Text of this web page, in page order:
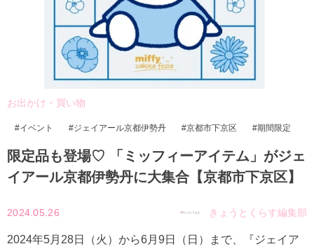
お出かけ・買い物
イベント ジェイアール京都伊勢丹 京都市下京区 期間限定
限定品も登場♡ 「ミッフィーアイテム」がジェ
イアール京都伊勢丹に大集合【京都市下京区】
2024.05.26 きょうとくらす編集部
2024年5月28日（火）から6月9日（日）まで、『ジェイア